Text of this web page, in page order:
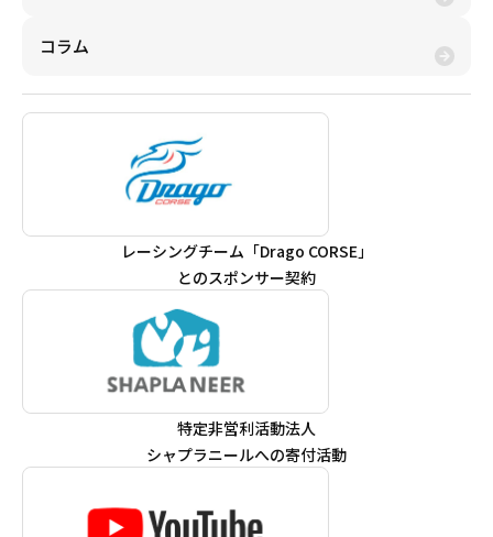
コラム
レーシングチーム「Drago CORSE」
とのスポンサー契約
特定非営利活動法人
シャプラニールへの寄付活動